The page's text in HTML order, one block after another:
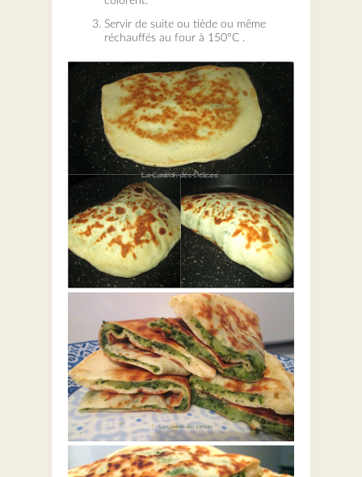
Servir de suite ou tiède ou même
réchauffés au four à 150°C .